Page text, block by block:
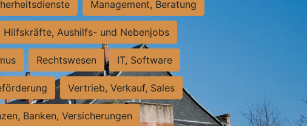
Management, Beratung
Hilfskräfte, Aushilfs- und Nebenjobs
Rechtswesen IT, Software
Vertrieb, Verkauf, Sales
Banken, Versicherungen